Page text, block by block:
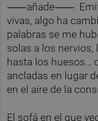
⸺añade⸺.
vivas, algo ha
palabras se me
solas a los
hasta los huesos…
ancladas en lugar
en el aire de la
El sofá en el que